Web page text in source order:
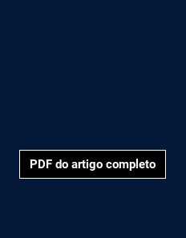
PDF do artigo completo